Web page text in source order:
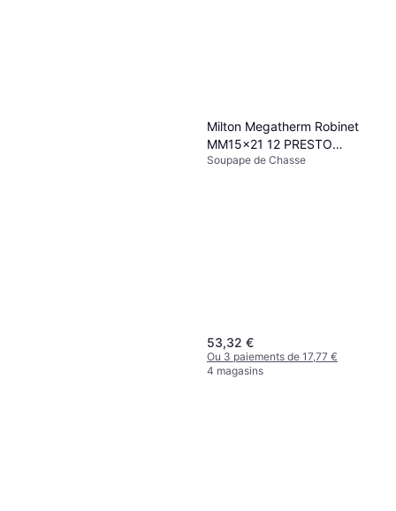
Milton Megatherm Robinet
MM15x21 12 PRESTO
référence 31001
Soupape de Chasse
53,32 €
Ou 3 paiements de 17,77 €
4 magasins